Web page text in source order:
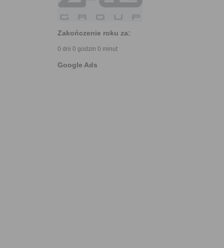
Zakończenie roku za:
0 dni 0 godzin 0 minut
Google Ads